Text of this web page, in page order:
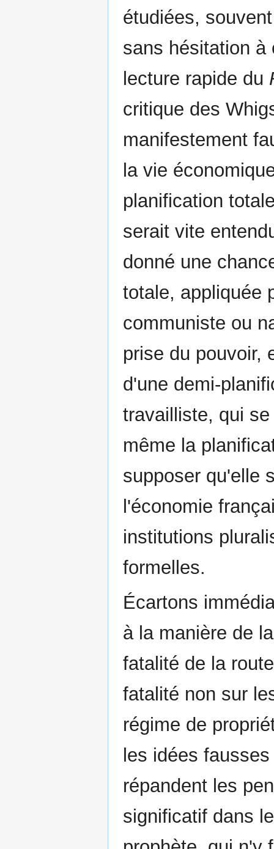
étudiées,
sans hésitation à
lecture rapide du
critique des
manifestement
la vie
planification
serait vite
donné une
totale, appliquée
communiste ou
prise du pouvoir,
d'une demi-
travailliste, qui
même la
supposer qu'elle
l'économie
institutions
formelles.
Écartons
à la manière de
fatalité de la
fatalité non sur
régime de
les idées
répandent les
significatif dans